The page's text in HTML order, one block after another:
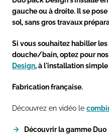
gauche ou à droite. Il se
sol, sans gros travaux
Si vous souhaitez habiller
douche/bain, optez pour
Design, à l'installation
Fabrication française.
Découvrez en vidéo le
Découvrir la gamme Duo